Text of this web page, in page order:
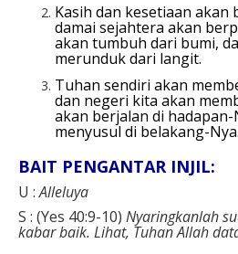
Kasih dan kesetiaan akan
damai sejahtera akan
akan tumbuh dari bumi,
merunduk dari langit.
Tuhan sendiri akan
dan negeri kita akan
akan berjalan di hadapan-
menyusul di belakang-Nya.
BAIT PENGANTAR INJIL:
U :Alleluya
S : (Yes 40:9-10) Nyaringkanlah
kabar baik. Lihat, Tuhan Allah